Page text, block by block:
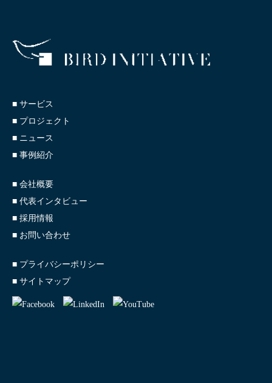
■ サービス
■ プロジェクト
■ ニュース
■ 事例紹介
■ 会社概要
■ 代表インタビュー
■ 採用情報
■ お問い合わせ
■ プライバシーポリシー
■ サイトマップ